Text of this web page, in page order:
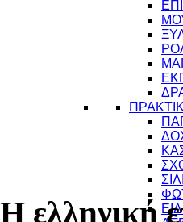
Η ελληνική